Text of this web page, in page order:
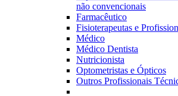
não convencionais
Farmacêutico
Fisioterapeutas e
Médico
Médico Dentista
Nutricionista
Optometristas e Ópticos
Outros Profissionais